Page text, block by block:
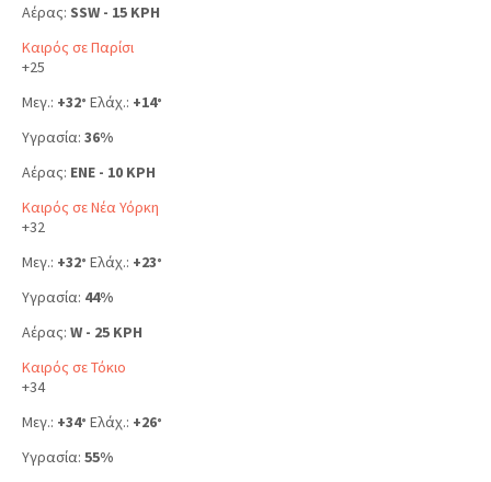
Αέρας: SSW - 15 KPH
Καιρός σε Παρίσι
+25
Μεγ.: +32° Ελάχ.: +14°
Υγρασία: 36%
Αέρας: ENE - 10 KPH
Καιρός σε Νέα Υόρκη
+32
Μεγ.: +32° Ελάχ.: +23°
Υγρασία: 44%
Αέρας: W - 25 KPH
Καιρός σε Τόκιο
+34
Μεγ.: +34° Ελάχ.: +26°
Υγρασία: 55%